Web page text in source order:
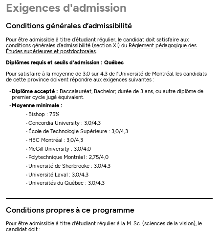
Exigences d'admission
Conditions générales d’admissibilité
Pour être admissible à titre d’étudiant régulier, le candidat doit satisfaire aux
conditions générales d’admissibilité (section XI) du Règlement pédagogique des
Études supérieures et postdoctorales.
Diplômes requis et seuils d’admission : Québec
Pour satisfaire à la moyenne de 3,0 sur 4,3 de l’Université de Montréal, les candidats
de cette province doivent répondre aux exigences suivantes :
Diplôme accepté : Baccalauréat, Bachelor; durée de 3 ans, ou autre diplôme de
premier cycle jugé équivalent.
Moyenne minimale :
Bishop : 75%
Concordia University : 3,0/4,3
École de Technologie Supérieure : 3,0/4,3
HEC Montréal : 3,0/4,3
McGill University : 3,0/4,0
Polytechnique Montréal : 2,75/4,0
Université de Sherbrooke : 3,0/4,3
Université Laval : 3,0/4,3
Universités du Québec : 3,0/4,3
Conditions propres à ce programme
Pour être admissible à titre d'étudiant régulier à la M. Sc. (sciences de la vision), le
candidat doit :